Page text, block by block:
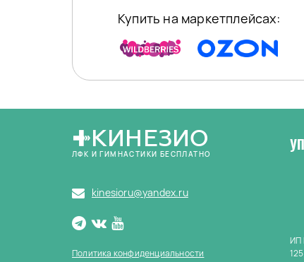
Купить на маркетплейсах:
КИНЕЗИО
ЛФК И ГИМНАСТИКИ БЕСПЛАТНО
kinesioru@yandex.ru
Политика конфиденциальности
ИП